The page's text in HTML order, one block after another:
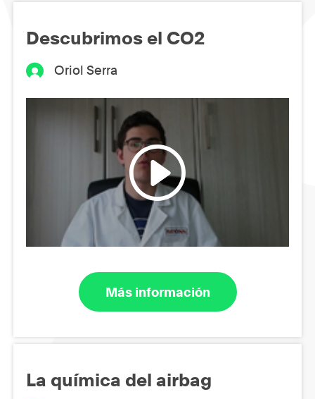
Descubrimos el CO2
Oriol Serra
Más información
La química del airbag